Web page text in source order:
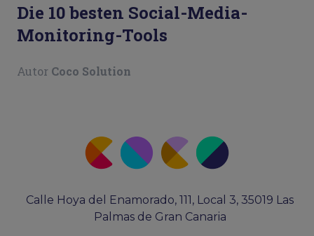
Die 10 besten Social-Media-
Monitoring-Tools
Autor Coco Solution
Calle Hoya del Enamorado, 111, Local 3, 35019 Las
Palmas de Gran Canaria